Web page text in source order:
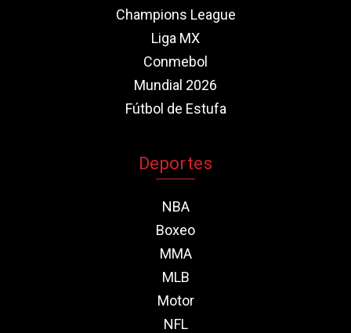
Champions League
Liga MX
Conmebol
Mundial 2026
Fútbol de Estufa
Deportes
NBA
Boxeo
MMA
MLB
Motor
NFL